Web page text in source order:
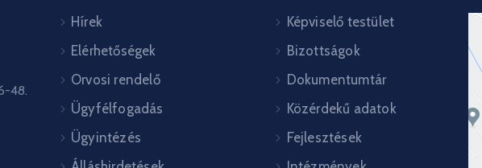
48.
Hírek
Elérhetőségek
Orvosi rendelő
Ügyfélfogadás
Ügyintézés
Képviselő testület
Bizottságok
Dokumentumtár
Közérdekű adatok
Fejlesztések